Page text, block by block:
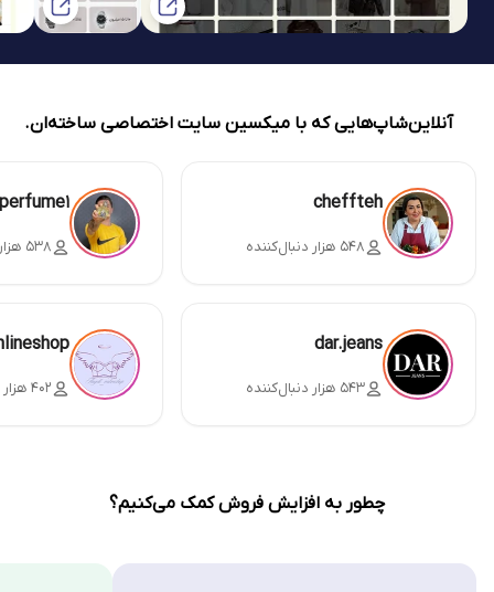
آنلاین‌شاپ‌هایی که با میکسین سایت اختصاصی ساخته‌ان.
cheffteh
۵۴۸ هزار دنبال‌کننده ۵۳۸ هزار دنبال‌کننده
dar.jeans
۵۴۳ هزار دنبال‌کننده ۴۰۲ هزار دنبال‌کننده
چطور به افزایش فروش کمک می‌کنیم؟